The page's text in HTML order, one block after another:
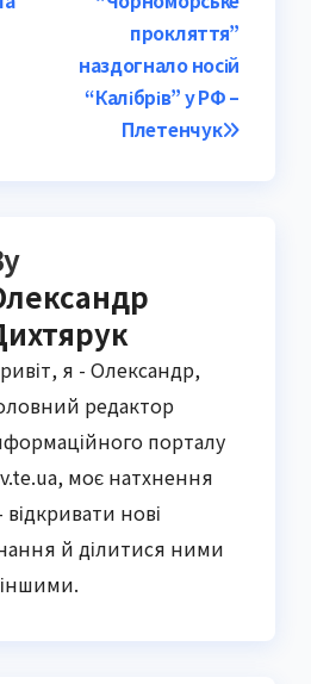
прокляття”
наздогнало носій
“Калібрів” у РФ –
Плетенчук
я - Олександр,
редактор
порталу
моє натхнення
нові
й ділитися ними